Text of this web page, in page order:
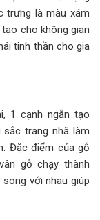
trưng là màu xám
cho không gian
tinh thần cho gia
1 cạnh ngắn tạo
trang nhã làm
Đặc điểm của gỗ
gỗ chạy thành
với nhau giúp